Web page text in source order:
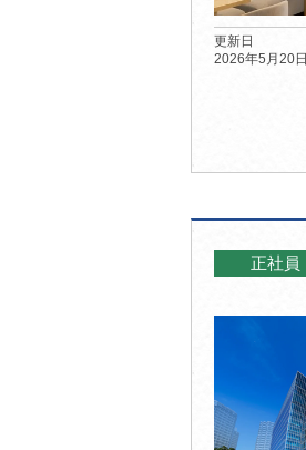
更新日
2026年5月20日
正社員